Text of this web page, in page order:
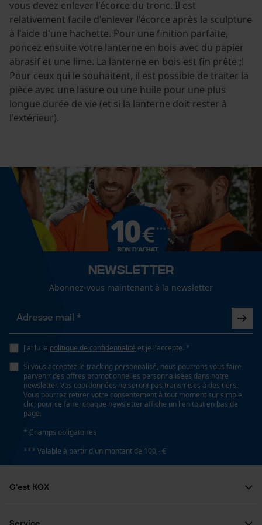
vous devez enlever l'écorce du tronc. Il est
relativement facile d'enlever l'écorce après la sculpture
à l'aide d'une hachette. Pour une finition parfaite,
poncez ensuite votre lanterne en bois avec du papier
abrasif et une lime. La lanterne en bois est fin prête ;!
Pour ceux qui le souhaitent, il est possible de traiter la
pièce avec une lasure ou une huile pour une plus
longue durée de vie (et si la lanterne doit rester à
l'extérieur).
Newsletter
Abonnez-vous maintenant à la newsletter
J'ai lu la politique de confidentialité et je l'accepte. *
Si vous acceptez le tracking personnalisé, nous pourrons vous faire
parvenir des offres promotionnelles personnalisées dans notre
newsletter. Vos coordonnées ne seront pas transmises à des tiers.
Vous pourrez retirer votre consentement à tout moment sur simple
clic; pour ce faire, chaque newsletter affiche un lien tout en bas de
page.
* Champs obligatoires
*** Valable à partir d'un montant de 100,- €
C'est KOX
Mouseflow Web Analytics Tool
Fact-Finder Tracking
Loop54 Personalization
Page d'accueil personnalisée
Panier sauvegardé
Salutation personnelle
Géo-IP et détection des
utilisateurs
Prise de contact par chat
Cookies marketing
Google Global Site Tag